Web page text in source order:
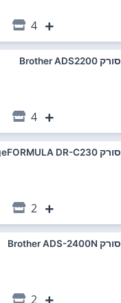
4
סורק Brother ADS2200
4
סורק Canon imageFORMULA DR-C230 קנון
2
סורק Brother ADS-2400N
2